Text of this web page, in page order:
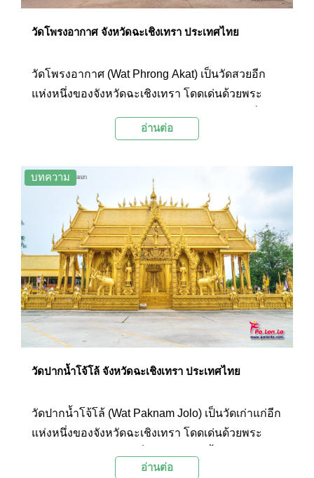
วัดโพรงอากาศ จังหวัดฉะเชิงเทรา ประเทศไทย
วัดโพรงอากาศ (Wat Phrong Akat) เป็นวัดสวยอีก
แห่งหนึ่งของจังหวัดฉะเชิงเทรา โดดเด่นด้วยพระ
อยู่ตรงกลาง ซึ่งนอกจากนักท่องเที่ยวที่มาเยือนจะได้
ทองคำทรงเจดีย์สามองค์และสักการะพระพุทธรูป
ต่างๆ ที่ประดิษฐานอยู่ภายในวัดแล้ว ยังสามารถเดิน
ต่อไปอีกนิดเพื่อไปเที่ยวชมอุทยานพระพิฆเนศที่อยู่ใน
บริเวณวัดได้อีกด้วย
อ่านต่อ
บทความ
วัดปากน้ำโจ้โล้ จังหวัดฉะเชิงเทรา ประเทศไทย
วัดปากน้ำโจ้โล้ (Wat Paknam Jolo) เป็นวัดเก่าแก่อีก
แห่งหนึ่งของจังหวัดฉะเชิงเทรา โดดเด่นด้วยพระ
ภายในอย่างวิจิตรบรรจง เป็นหนึ่งในวัดสวยของไทย
อ่านต่อ